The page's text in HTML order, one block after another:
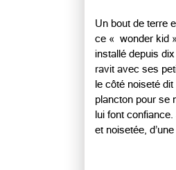
Un bout de terre
ce « wonder kid
installé depuis
ravit avec ses
le côté noiseté
plancton pour se
lui font
et noisetée,